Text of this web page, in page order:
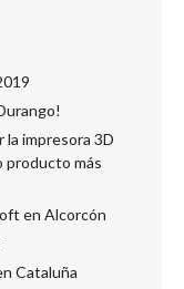
la impresora 3D
producto más
en Alcorcón
Cataluña